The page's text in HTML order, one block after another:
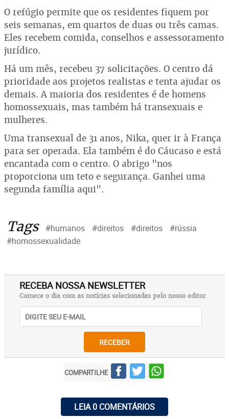
O refúgio permite que os residentes fiquem por
seis semanas, em quartos de duas ou três camas.
Eles recebem comida, conselhos e assessoramento
jurídico.
Há um mês, recebeu 37 solicitações. O centro dá
prioridade aos projetos realistas e tenta ajudar os
demais. A maioria dos residentes é de homens
homossexuais, mas também há transexuais e
mulheres.
Uma transexual de 31 anos, Nika, quer ir à França
para ser operada. Ela também é do Cáucaso e está
encantada com o centro. O abrigo "nos
proporciona um teto e segurança. Ganhei uma
segunda família aqui".
Tags #humanos #direitos #direitos
#rússia
#homossexualidade
RECEBA NOSSA NEWSLETTER
Comece o dia com as notícias selecionadas pelo nosso editor
RECEBER
COMPARTILHE
LEIA 0 COMENTÁRIOS